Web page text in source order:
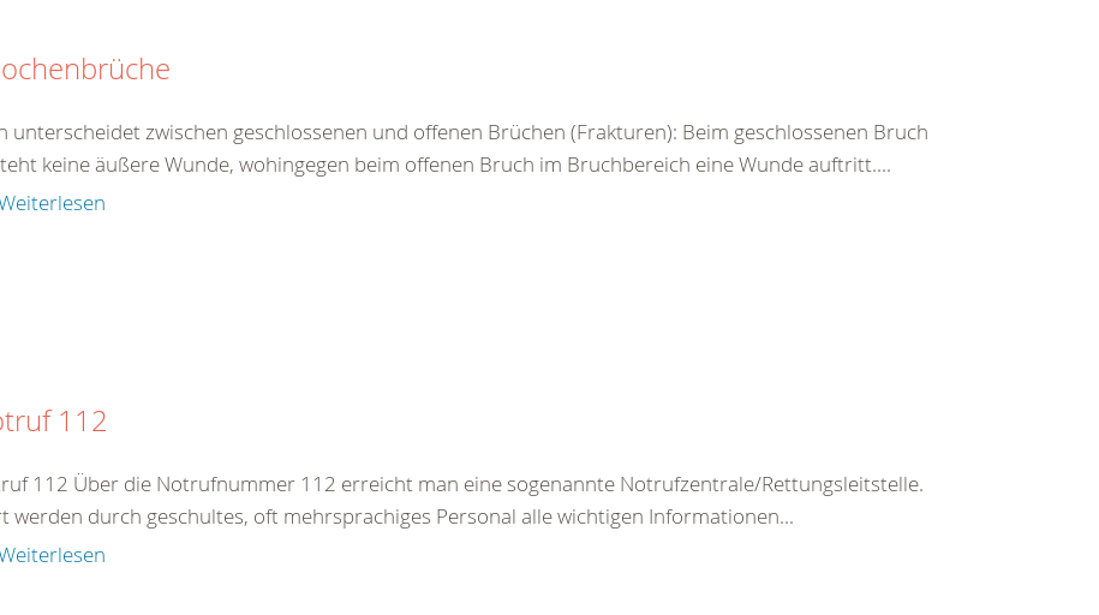
unterscheidet zwischen geschlossenen und offenen Brüchen (Frakturen): Beim geschlossenen Bruch
keine äußere Wunde, wohingegen beim offenen Bruch im Bruchbereich eine Wunde auftritt....
112
112 Über die Notrufnummer 112 erreicht man eine sogenannte Notrufzentrale/Rettungsleitstelle.
werden durch geschultes, oft mehrsprachiges Personal alle wichtigen Informationen...